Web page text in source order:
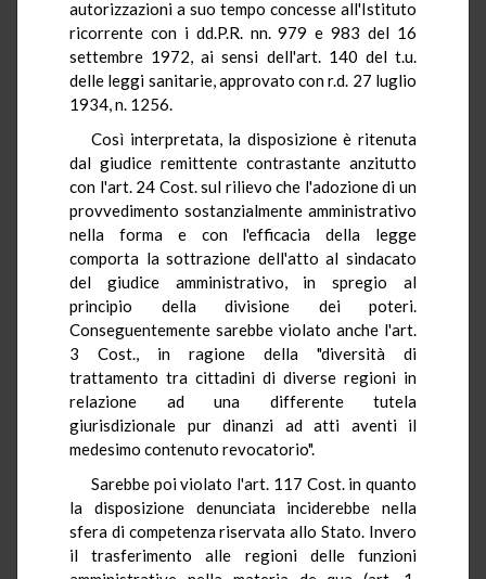
autorizzazioni a suo tempo concesse all'Istituto
ricorrente con i dd.P.R. nn. 979 e 983 del 16
settembre 1972, ai sensi dell'art. 140 del t.u.
delle leggi sanitarie, approvato con r.d. 27 luglio
1934, n. 1256.
Così interpretata, la disposizione è ritenuta
dal giudice remittente contrastante anzitutto
con l'art. 24 Cost. sul rilievo che l'adozione di un
provvedimento sostanzialmente amministrativo
nella forma e con l'efficacia della legge
comporta la sottrazione dell'atto al sindacato
del giudice amministrativo, in spregio al
principio della divisione dei poteri.
Conseguentemente sarebbe violato anche l'art.
3 Cost., in ragione della "diversità di
trattamento tra cittadini di diverse regioni in
relazione ad una differente tutela
giurisdizionale pur dinanzi ad atti aventi il
medesimo contenuto revocatorio".
Sarebbe poi violato l'art. 117 Cost. in quanto
la disposizione denunciata inciderebbe nella
sfera di competenza riservata allo Stato. Invero
il trasferimento alle regioni delle funzioni